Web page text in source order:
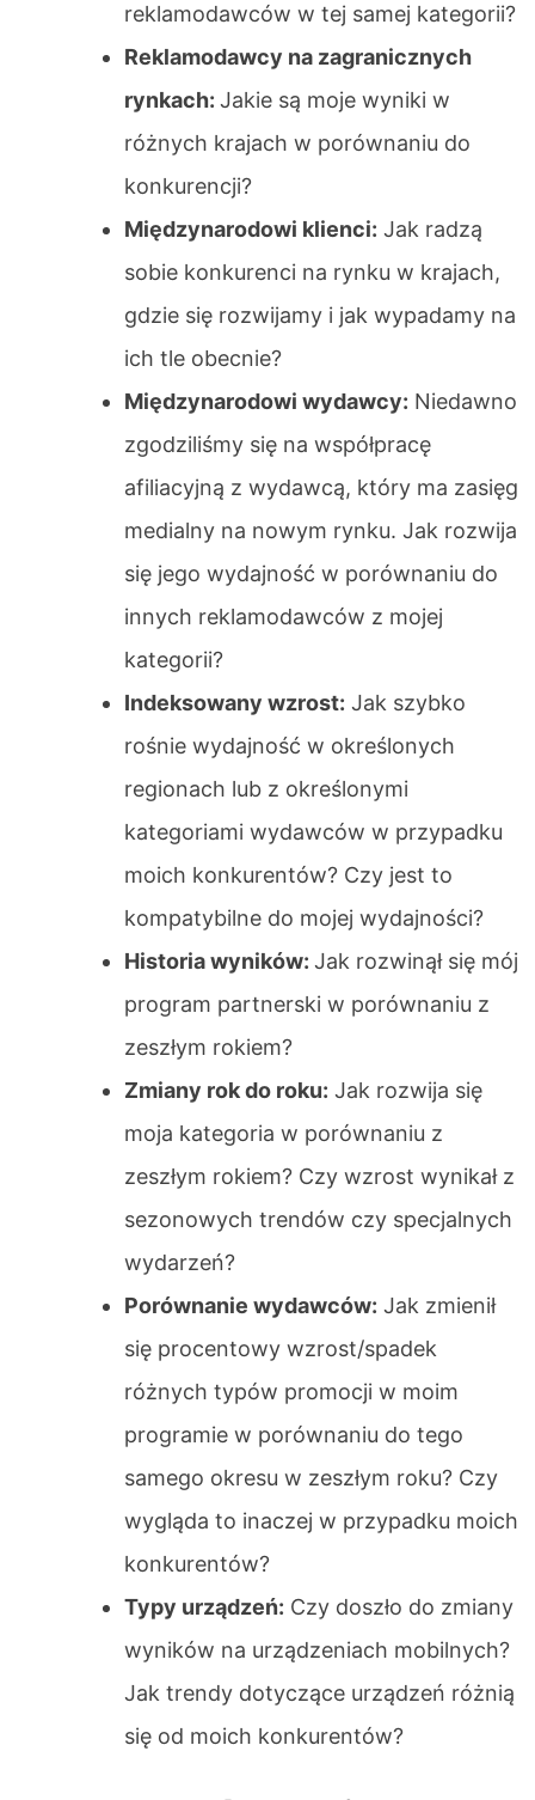
reklamodawców w tej samej kategorii?
Reklamodawcy na zagranicznych
rynkach: Jakie są moje wyniki w
różnych krajach w porównaniu do
konkurencji?
Międzynarodowi klienci: Jak radzą
sobie konkurenci na rynku w krajach,
gdzie się rozwijamy i jak wypadamy na
ich tle obecnie?
Międzynarodowi wydawcy: Niedawno
zgodziliśmy się na współpracę
afiliacyjną z wydawcą, który ma zasięg
medialny na nowym rynku. Jak rozwija
się jego wydajność w porównaniu do
innych reklamodawców z mojej
kategorii?
Indeksowany wzrost: Jak szybko
rośnie wydajność w określonych
regionach lub z określonymi
kategoriami wydawców w przypadku
moich konkurentów? Czy jest to
kompatybilne do mojej wydajności?
Historia wyników: Jak rozwinął się mój
program partnerski w porównaniu z
zeszłym rokiem?
Zmiany rok do roku: Jak rozwija się
moja kategoria w porównaniu z
zeszłym rokiem? Czy wzrost wynikał z
sezonowych trendów czy specjalnych
wydarzeń?
Porównanie wydawców: Jak zmienił
się procentowy wzrost/spadek
różnych typów promocji w moim
programie w porównaniu do tego
samego okresu w zeszłym roku? Czy
wygląda to inaczej w przypadku moich
konkurentów?
Typy urządzeń: Czy doszło do zmiany
wyników na urządzeniach mobilnych?
Jak trendy dotyczące urządzeń różnią
się od moich konkurentów?